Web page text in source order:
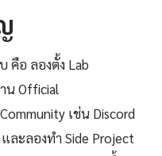
คือ ลองตั้ง Lab
น Official
เช่น Discord
ละลองทำ Side Project